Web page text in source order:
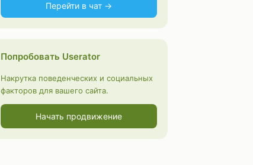
Перейти в чат →
Попробовать Userator
Накрутка поведенческих и социальных
факторов для вашего сайта.
Начать продвижение